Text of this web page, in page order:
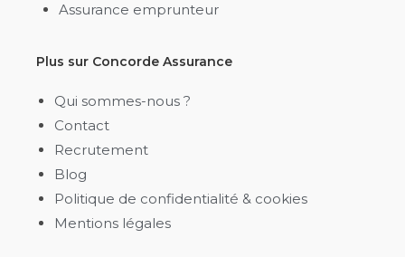
Assurance emprunteur
Plus sur Concorde Assurance
Qui sommes-nous ?
Contact
Recrutement
Blog
Politique de confidentialité & cookies​
Mentions légales